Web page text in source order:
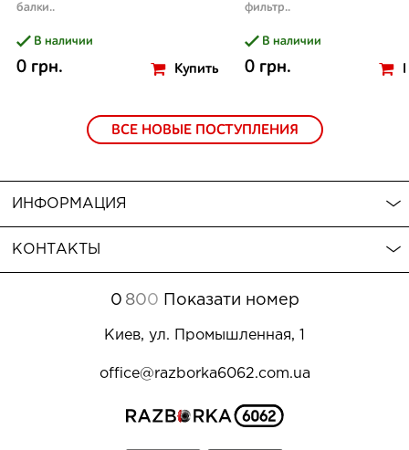
балки..
В наличии
0 грн. Купить
фильтр..
В наличии
0 грн.
ВСЕ НОВЫЕ ПОСТУПЛЕНИЯ
ИНФОРМАЦИЯ
КОНТАКТЫ
0 800 Показати номер
Киев, ул. Промышленная, 1
office@razborka6062.com.ua